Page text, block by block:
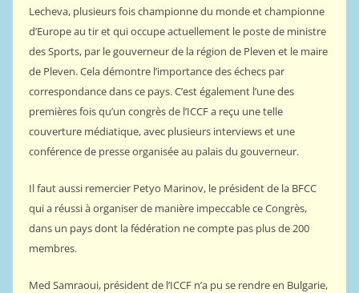
Lecheva, plusieurs fois championne du monde et championne
d’Europe au tir et qui occupe actuellement le poste de ministre
des Sports, par le gouverneur de la région de Pleven et le maire
de Pleven. Cela démontre l’importance des échecs par
correspondance dans ce pays. C’est également l’une des
premières fois qu’un congrès de l’ICCF a reçu une telle
couverture médiatique, avec plusieurs interviews et une
conférence de presse organisée au palais du gouverneur.
Il faut aussi remercier Petyo Marinov, le président de la BFCC
qui a réussi à organiser de manière impeccable ce Congrès,
dans un pays dont la fédération ne compte pas plus de 200
membres.
Med Samraoui, président de l’ICCF n’a pu se rendre en Bulgarie,